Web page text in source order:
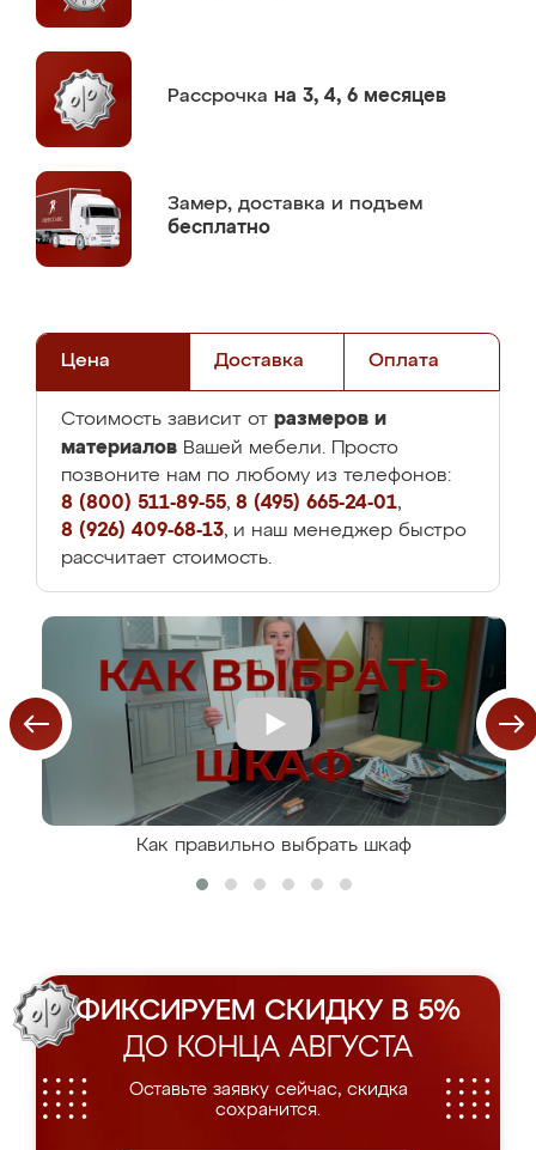
Рассрочка на 3, 4, 6 месяцев
Замер, доставка и подъем
бесплатно
Цена Доставка Оплата
Стоимость зависит от размеров и
материалов Вашей мебели. Просто
позвоните нам по любому из телефонов:
8 (800) 511-89-55, 8 (495) 665-24-01,
8 (926) 409-68-13, и наш менеджер быстро
рассчитает стоимость.
Как правильно выбрать шкаф
ФИКСИРУЕМ СКИДКУ В 5%
ДО КОНЦА АВГУСТА
Оставьте заявку сейчас, скидка
сохранится.